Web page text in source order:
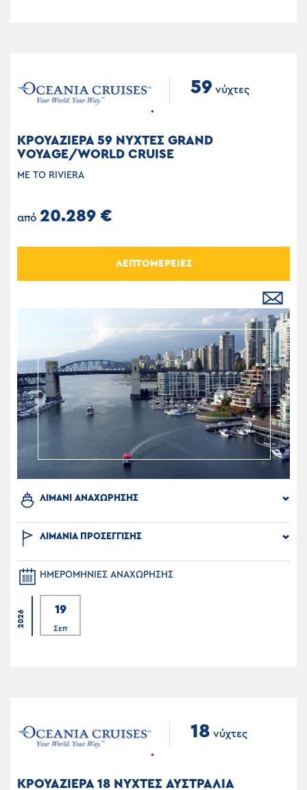
59 νύχτες
ΚΡΟΥΑΖΙΕΡΑ 59 ΝΥΧΤΕΣ GRAND
VOYAGE/WORLD CRUISE
ΜΕ ΤΟ RIVIERA
από 20.289 €
ΛΕΠΤΟΜΕΡΕΙΕΣ
ΛΙΜΑΝΙ ΑΝΑΧΩΡΗΣΗΣ
ΛΙΜΑΝΙΑ ΠΡΟΣΕΓΓΙΣΗΣ
ΗΜΕΡΟΜΗΝΙΕΣ ΑΝΑΧΩΡΗΣΗΣ
2026
19
Σεπ
18 νύχτες
ΚΡΟΥΑΖΙΕΡΑ 18 ΝΥΧΤΕΣ ΑΥΣΤΡΑΛΙΑ